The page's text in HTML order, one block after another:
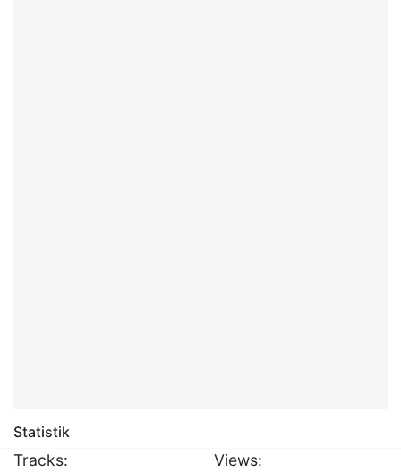
Statistik
Tracks:
Views: